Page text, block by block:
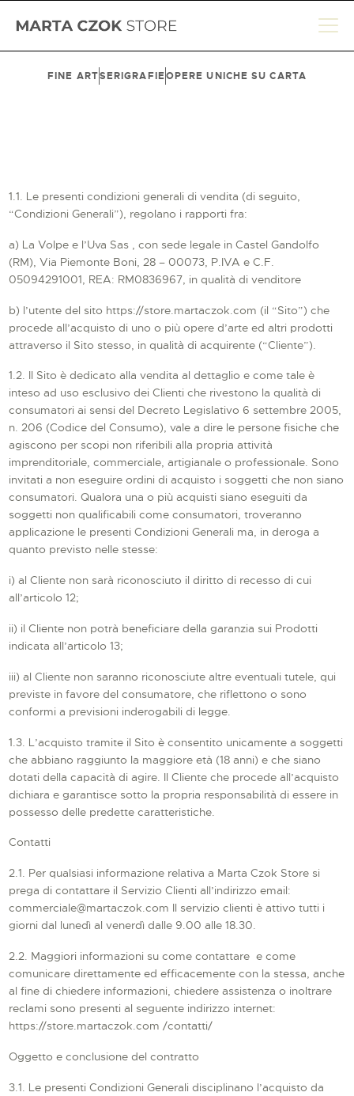
FINE ARTSERIGRAFIEOPERE UNICHE SU CARTA
CONTATTI
CARRELLO
ACCOUNT
ENGLISH
1.1. Le presenti condizioni generali di vendita (di seguito,
“Condizioni Generali”), regolano i rapporti fra:
a) La Volpe e l’Uva Sas , con sede legale in Castel Gandolfo
(RM), Via Piemonte Boni, 28 – 00073, P.IVA e C.F.
05094291001, REA: RM0836967, in qualità di venditore
b) l’utente del sito https://store.martaczok.com (il “Sito”) che
procede all’acquisto di uno o più opere d’arte ed altri prodotti
attraverso il Sito stesso, in qualità di acquirente (“Cliente”).
1.2. Il Sito è dedicato alla vendita al dettaglio e come tale è
inteso ad uso esclusivo dei Clienti che rivestono la qualità di
consumatori ai sensi del Decreto Legislativo 6 settembre 2005,
n. 206 (Codice del Consumo), vale a dire le persone fisiche che
agiscono per scopi non riferibili alla propria attività
imprenditoriale, commerciale, artigianale o professionale. Sono
invitati a non eseguire ordini di acquisto i soggetti che non siano
consumatori. Qualora una o più acquisti siano eseguiti da
soggetti non qualificabili come consumatori, troveranno
applicazione le presenti Condizioni Generali ma, in deroga a
quanto previsto nelle stesse:
i) al Cliente non sarà riconosciuto il diritto di recesso di cui
all’articolo 12;
ii) il Cliente non potrà beneficiare della garanzia sui Prodotti
indicata all’articolo 13;
iii) al Cliente non saranno riconosciute altre eventuali tutele, qui
previste in favore del consumatore, che riflettono o sono
conformi a previsioni inderogabili di legge.
1.3. L’acquisto tramite il Sito è consentito unicamente a soggetti
che abbiano raggiunto la maggiore età (18 anni) e che siano
dotati della capacità di agire. Il Cliente che procede all’acquisto
dichiara e garantisce sotto la propria responsabilità di essere in
possesso delle predette caratteristiche.
Contatti
2.1. Per qualsiasi informazione relativa a Marta Czok Store si
prega di contattare il Servizio Clienti all’indirizzo email:
commerciale@martaczok.com Il servizio clienti è attivo tutti i
giorni dal lunedì al venerdì dalle 9.00 alle 18.30.
2.2. Maggiori informazioni su come contattare e come
comunicare direttamente ed efficacemente con la stessa, anche
al fine di chiedere informazioni, chiedere assistenza o inoltrare
reclami sono presenti al seguente indirizzo internet:
https://store.martaczok.com /contatti/
Oggetto e conclusione del contratto
3.1. Le presenti Condizioni Generali disciplinano l’acquisto da